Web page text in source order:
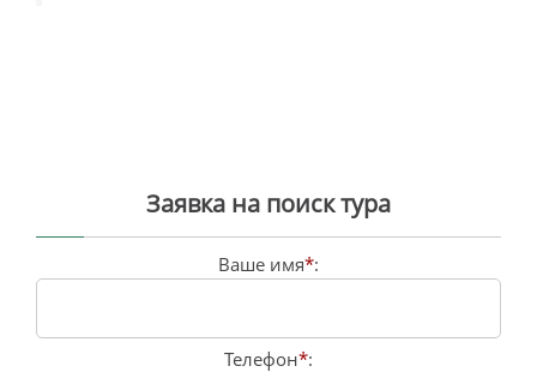
Заявка на поиск тура
Ваше имя*:
Телефон*: